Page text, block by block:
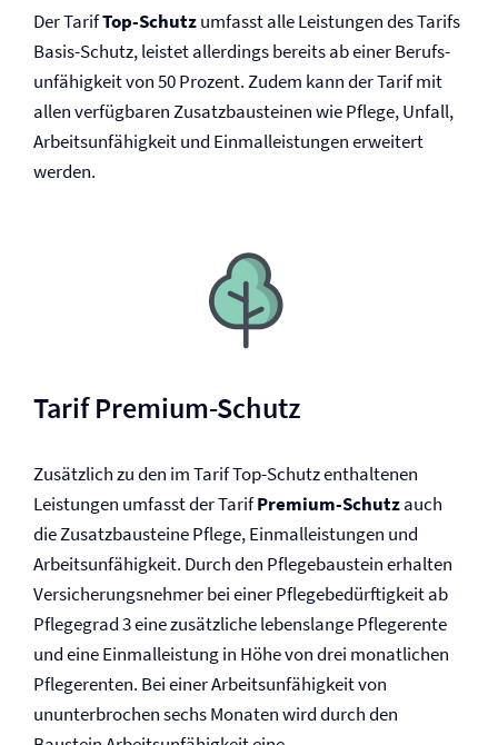
Der TarifTop-Schutzumfasst alle Leistungen des Tarifs
Basis-Schutz, leistet allerdings bereits ab einer Berufs­
unfähigkeit von 50 Prozent. Zudem kann der Tarif mit
allen verfügbaren Zusatzbausteinen wie Pflege, Unfall,
Arbeitsunfähigkeit und Einmalleistungen erweitert
werden.
Tarif Premium-Schutz
Zusätzlich zu den im Tarif Top-Schutz enthaltenen
Leistungen umfasst der TarifPremium-Schutzauch
die Zusatzbausteine Pflege, Einmalleistungen und
Arbeitsunfähigkeit. Durch den Pflegebaustein erhalten
Versicherungsnehmer bei einer Pflegebedürftigkeit ab
Pflegegrad 3 eine zusätzliche lebenslange Pflegerente
und eine Einmalleistung in Höhe von drei monatlichen
Pflegerenten. Bei einer Arbeitsunfähigkeit von
ununterbrochen sechs Monaten wird durch den